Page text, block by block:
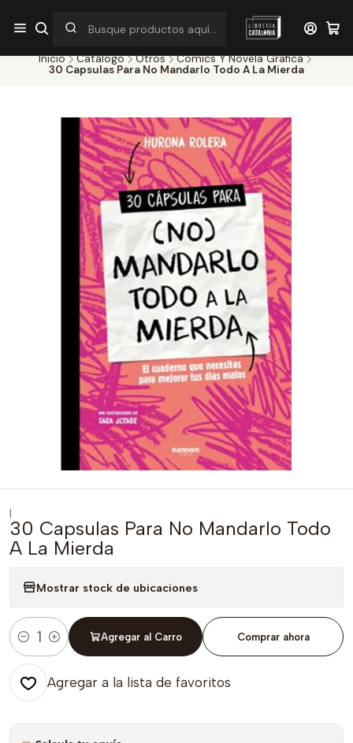
¡Por pocos días! Despacho a $1.000 en RM por compras sobre
$38.000
Inicio Catálogo Otros
Comics Y Novela Grafica
30 Capsulas Para No Mandarlo Todo A La Mierda
|
30 Capsulas Para No Mandarlo Todo
A La Mierda
Mostrar stock de ubicaciones
Cantidad
Agregar al Carro Comprar ahora
Agregar a la lista de favoritos